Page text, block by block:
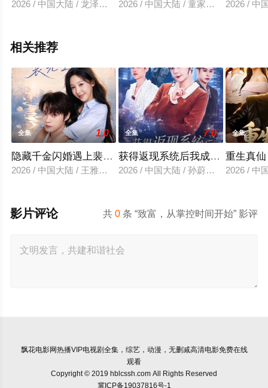
2026 / 中国大陆 / 龙泽鸣＆米乐妮2026 / 中国大陆 / 童家豪＆李佑2026 / 中
相关推荐
全集 1.0
隐藏千金闪婚遇上裴先生
2026 / 中国大陆 / 王雅清＆朱城玮
全集 7.0
获得返现系统后我成了万人迷
2026 / 中国大陆 / 孙蔚琳＆魏胜奇
全集
重生真
2026 / 中
共0 条 “致富，从掌控时间开始” 影评
影片评论
飘花电影网热播VIP电视剧全集，综艺，动漫，无删减高清电影免费在线
观看
Copyright © 2019 hblcssh.com All Rights Reserved
冀ICP备19037816号-1